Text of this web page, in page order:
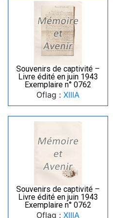
Souvenirs de captivité –
Livre édité en juin 1943
Exemplaire n° 0762
Oflag : XIIIA
Souvenirs de captivité –
Livre édité en juin 1943
Exemplaire n° 0762
Oflag : XIIIA